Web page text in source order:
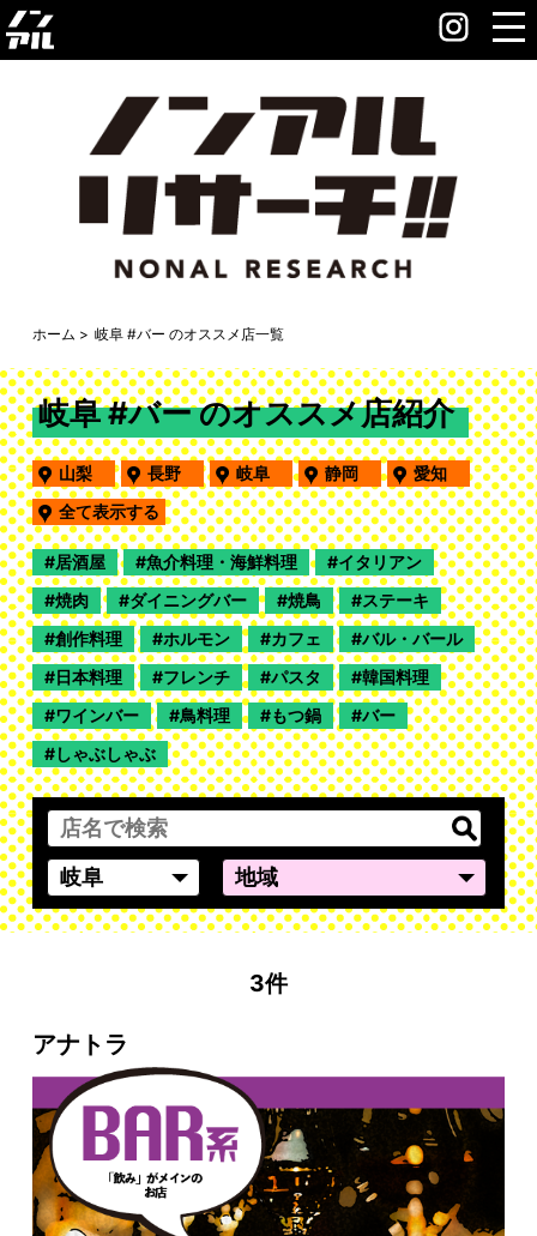
ホーム 岐阜 #バー のオススメ店一覧
岐阜 #バー のオススメ店紹介
山梨 長野 岐阜 静岡
愛知
全て表示する
居酒屋 魚介料理・海鮮料理
イタリアン
焼肉
ダイニングバー 焼鳥
ステーキ
創作料理
ホルモン カフェ
バル・バール
日本料理
フレンチ パスタ
韓国料理
ワインバー
鳥料理 もつ鍋
バー
しゃぶしゃぶ
3件
アナトラ